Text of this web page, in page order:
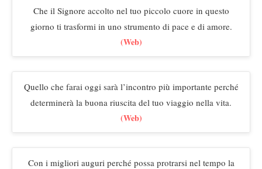
Che il Signore accolto nel tuo piccolo cuore in questo
giorno ti trasformi in uno strumento di pace e di amore.
(Web)
Quello che farai oggi sarà l’incontro più importante perché
determinerà la buona riuscita del tuo viaggio nella vita.
(Web)
Con i migliori auguri perché possa protrarsi nel tempo la